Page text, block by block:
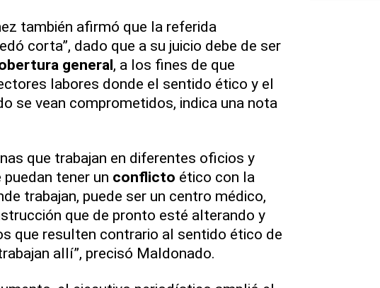
también afirmó que la referida
corta”, dado que a su juicio debe de ser
general, a los fines de que
labores donde el sentido ético y el
se vean comprometidos, indica una nota
que trabajan en diferentes oficios y
tener un conflicto ético con la
trabajan, puede ser un centro médico,
que de pronto esté alterando y
que resulten contrario al sentido ético de
allí”, precisó Maldonado.